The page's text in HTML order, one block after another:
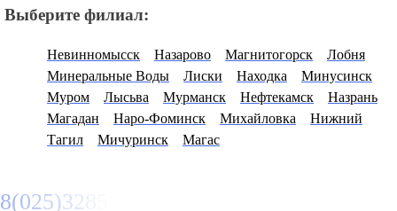
Выберите филиал:
Невинномысск Назарово Магнитогорск
Лобня
Минеральные Воды
Лиски Находка
Минусинск
Муром
Лысьва Мурманск Нефтекамск
Назрань
Магадан
Наро-Фоминск Михайловка
Нижний
Тагил
Мичуринск Магас
8(025)3285807